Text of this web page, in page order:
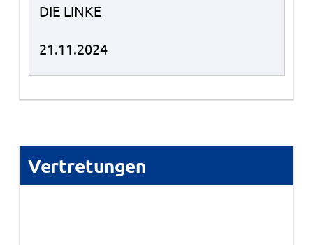
DIE LINKE
21.11.2024
Vertretungen